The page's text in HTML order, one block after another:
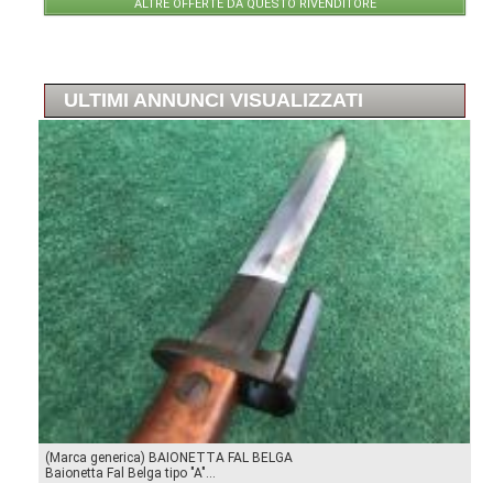
ALTRE OFFERTE DA QUESTO RIVENDITORE
ULTIMI ANNUNCI VISUALIZZATI
(Marca generica) BAIONETTA FAL BELGA
Baionetta Fal Belga tipo "A"...